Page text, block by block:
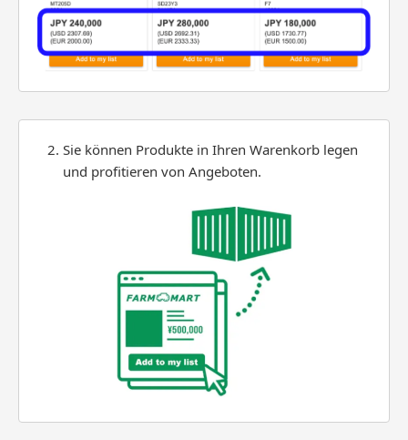
Sie können Produkte in Ihren Warenkorb legen
und profitieren von Angeboten.